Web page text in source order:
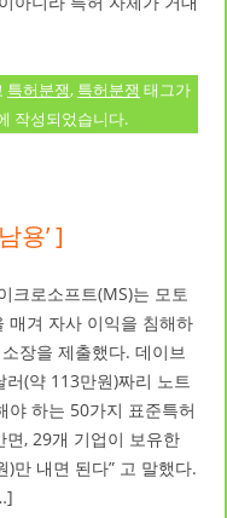
특허분쟁, 특허분쟁 태그가
작성되었습니다.
용’ ]
크로소프트(MS)는 모토
매겨 자사 이익을 침해하
장을 제출했다. 데이브
(약 113만원)짜리 노트
야 하는 50가지 표준특허
, 29개 기업이 보유한
만 내면 된다” 고 말했다.